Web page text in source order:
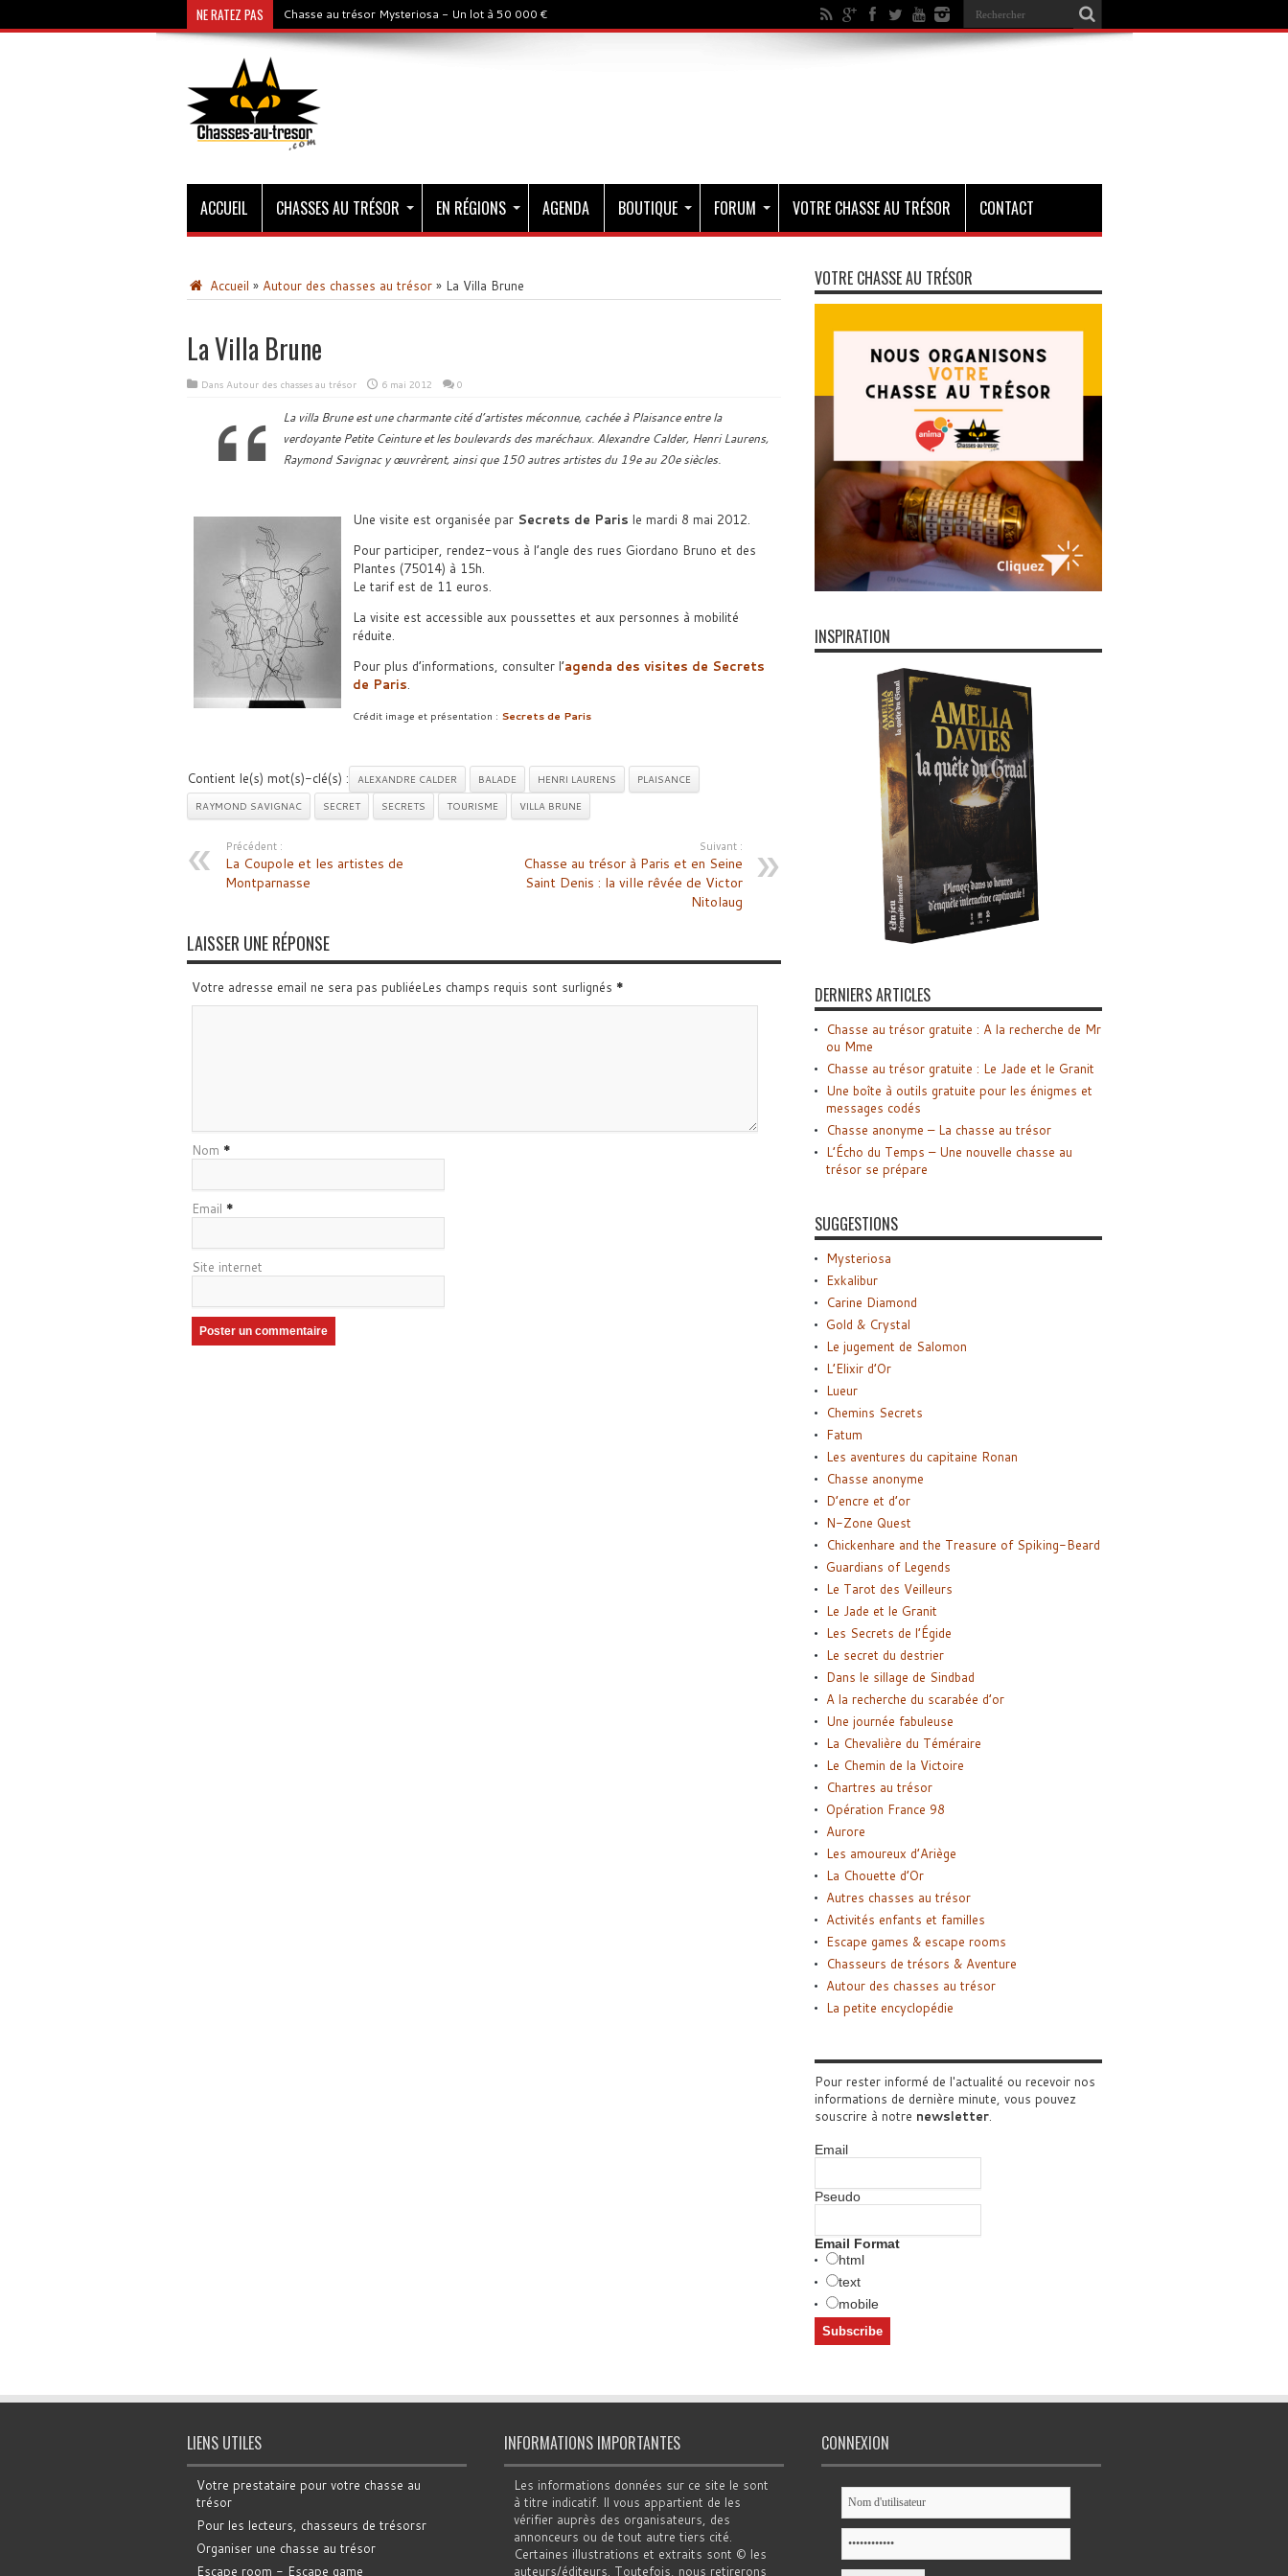
NE RATEZ PAS Chasse au trésor Mysteriosa - Un lot à 50 000 €
ACCUEIL CHASSES AU TRÉSOR EN RÉGIONS AGENDA BOUTIQUE FORUM VOTRE CHASSE AU TRÉSOR CONTACT
Accueil » Autour des chasses au trésor » La Villa Brune
La Villa Brune
Dans Autour des chasses au trésor 6 mai 2012 0
La villa Brune est une charmante cité d’artistes méconnue, cachée à Plaisance entre la
verdoyante Petite Ceinture et les boulevards des maréchaux. Alexandre Calder, Henri Laurens,
Raymond Savignac y œuvrèrent, ainsi que 150 autres artistes du 19e au 20e siècles.
Une visite est organisée par Secrets de Paris le mardi 8 mai 2012.
Pour participer, rendez-vous à l’angle des rues Giordano Bruno et des
Plantes (75014) à 15h.
Le tarif est de 11 euros.
La visite est accessible aux poussettes et aux personnes à mobilité
réduite.
Pour plus d’informations, consulter l’agenda des visites de Secrets
de Paris.
Crédit image et présentation : Secrets de Paris
Contient le(s) mot(s)-clé(s) : ALEXANDRE CALDER BALADE HENRI LAURENS
PLAISANCE
RAYMOND SAVIGNAC
SECRET SECRETS TOURISME VILLA BRUNE
Précédent :
La Coupole et les artistes de
Montparnasse
Suivant :
Chasse au trésor à Paris et en Seine
Saint Denis : la ville rêvée de Victor
Nitolaug
LAISSER UNE RÉPONSE
Votre adresse email ne sera pas publiéeLes champs requis sont surlignés *
Nom *
Email *
Site internet
VOTRE CHASSE AU TRÉSOR
INSPIRATION
DERNIERS ARTICLES
Chasse au trésor gratuite : A la recherche de Mr
ou Mme
Chasse au trésor gratuite : Le Jade et le Granit
Une boîte à outils gratuite pour les énigmes et
messages codés
Chasse anonyme – La chasse au trésor
L’Écho du Temps – Une nouvelle chasse au
trésor se prépare
SUGGESTIONS
Mysteriosa
Exkalibur
Carine Diamond
Gold & Crystal
Le jugement de Salomon
L’Elixir d’Or
Lueur
Chemins Secrets
Fatum
Les aventures du capitaine Ronan
Chasse anonyme
D’encre et d’or
N-Zone Quest
Chickenhare and the Treasure of Spiking-Beard
Guardians of Legends
Le Tarot des Veilleurs
Le Jade et le Granit
Les Secrets de l’Égide
Le secret du destrier
Dans le sillage de Sindbad
A la recherche du scarabée d’or
Une journée fabuleuse
La Chevalière du Téméraire
Le Chemin de la Victoire
Chartres au trésor
Opération France 98
Aurore
Les amoureux d’Ariège
La Chouette d’Or
Autres chasses au trésor
Activités enfants et familles
Escape games & escape rooms
Chasseurs de trésors & Aventure
Autour des chasses au trésor
La petite encyclopédie
Pour rester informé de l'actualité ou recevoir nos
informations de dernière minute, vous pouvez
souscrire à notre newsletter.
Email
Pseudo
Email Format
html
text
mobile
LIENS UTILES
Votre prestataire pour votre chasse au
trésor
Pour les lecteurs, chasseurs de trésorsr
Organiser une chasse au trésor
Escape room - Escape game
INFORMATIONS IMPORTANTES
Les informations données sur ce site le sont
à titre indicatif. Il vous appartient de les
vérifier auprès des organisateurs, des
annonceurs ou de tout autre tiers cité.
Certaines illustrations et extraits sont © les
auteurs/éditeurs. Toutefois, nous retirerons
CONNEXION